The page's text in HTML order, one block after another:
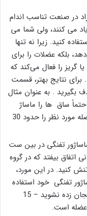
در صنعت تناسب اندام
یاد می کنند، ولی شما می
کنید. زیرا نه تنها
بلکه عضلات را برای
گریز را فعال می‌کند که
برای نتایج بهتر، قسمت
بگیرید . به عنوان مثال
ساق ها را ماساژ
دهید. شکم عضله را هدف بگیرید . عضله مورد نظر را حدود 30
تفنگی در بین ست
اتفاق بیفتد که در گروه
کنید. در این مورد،
تفنگی خود استفاده
کنید. با این حال، با این کار خیلی هیجان زده نشوید – 15
است.